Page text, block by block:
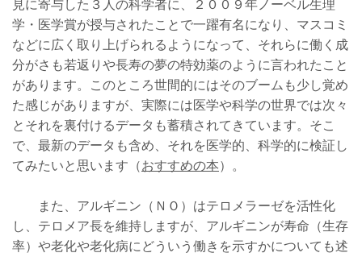
見に寄与した３人の科学者に、２００９年ノーベル生理
学・医学賞が授与されたことで一躍有名になり、マスコミ
などに広く取り上げられるようになって、それらに働く成
分がさも若返りや長寿の夢の特効薬のように言われたこと
があります。このところ世間的にはそのブームも少し覚め
た感じがありますが、実際には医学や科学の世界では次々
とそれを裏付けるデータも蓄積されてきています。そこ
で、最新のデータも含め、それを医学的、科学的に検証し
てみたいと思います（おすすめの本）。
また、アルギニン（ＮＯ）はテロメラーゼを活性化
し、テロメア長を維持しますが、アルギニンが寿命（生存
率）や老化や老化病にどういう働きを示すかについても述